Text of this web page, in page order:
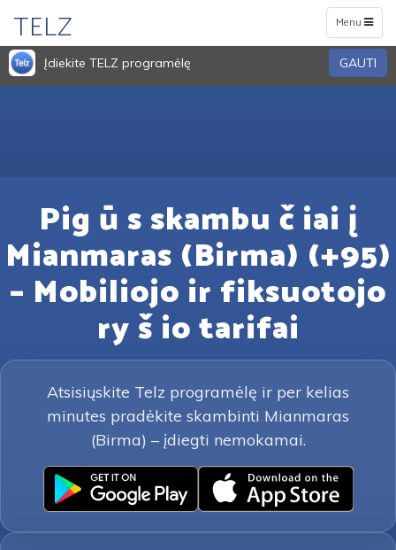
Toggle
navigation
Menu
TELZ
Įdiekite TELZ programėlę GAUTI
Pig ū s skambu č iai į
Mianmaras (Birma) (+95)
– Mobiliojo ir fiksuotojo
ry š io tarifai
Atsisiųskite Telz programėlę ir per kelias
minutes pradėkite skambinti Mianmaras
(Birma) – įdiegti nemokamai.